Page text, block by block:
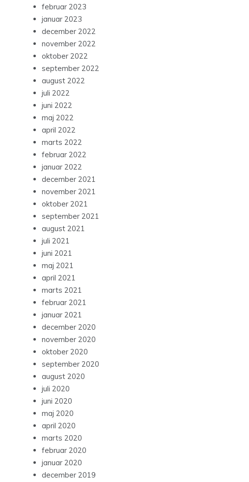
februar 2023
januar 2023
december 2022
november 2022
oktober 2022
september 2022
august 2022
juli 2022
juni 2022
maj 2022
april 2022
marts 2022
februar 2022
januar 2022
december 2021
november 2021
oktober 2021
september 2021
august 2021
juli 2021
juni 2021
maj 2021
april 2021
marts 2021
februar 2021
januar 2021
december 2020
november 2020
oktober 2020
september 2020
august 2020
juli 2020
juni 2020
maj 2020
april 2020
marts 2020
februar 2020
januar 2020
december 2019